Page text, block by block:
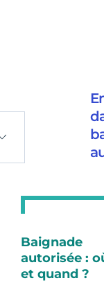
Baignade
autorisée :
et quand ?